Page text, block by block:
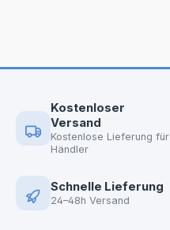
Kostenloser
Versand
Kostenlose Lieferung für
Händler
Schnelle Lieferung
24–48h Versand